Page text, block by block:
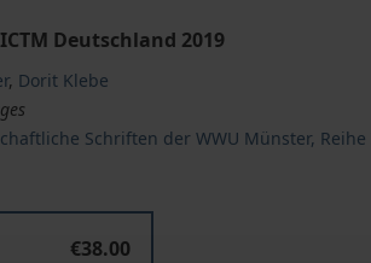
Deutschland 2019
, Dorit Klebe
Schriften der WWU Münster, Reihe
€38.00